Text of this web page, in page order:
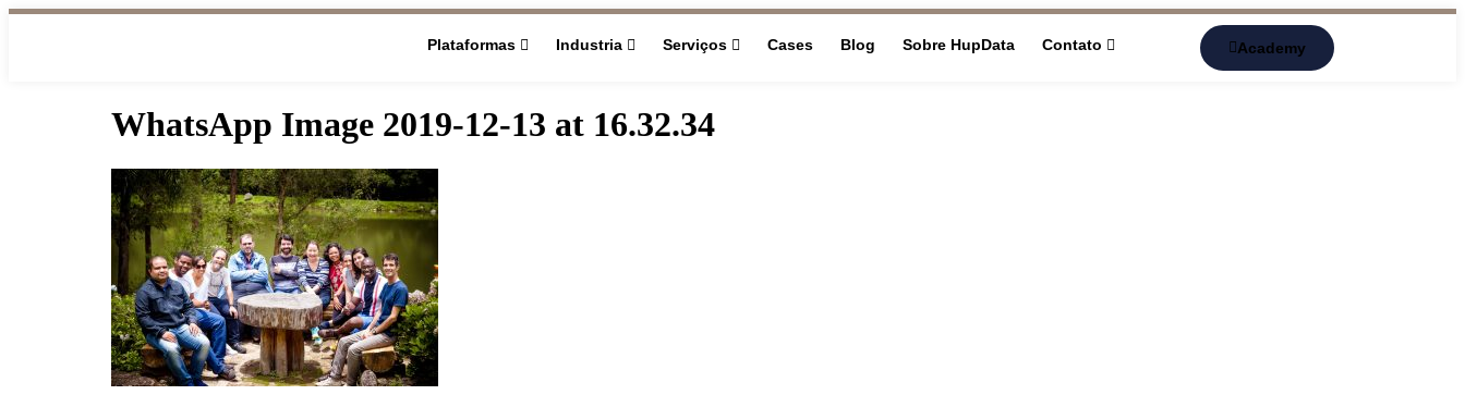
Plataformas Industria Serviços Cases Blog Sobre HupData Contato Academy
WhatsApp Image 2019-12-13 at 16.32.34